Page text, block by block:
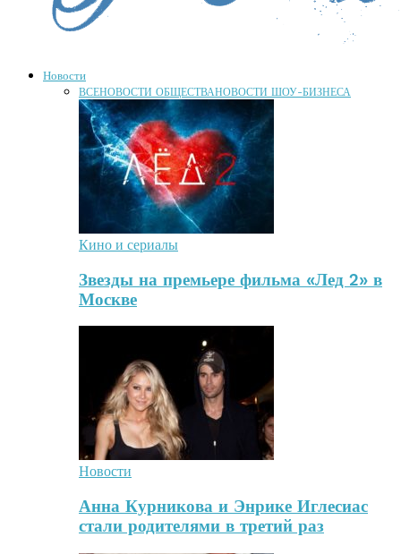
Новости
ВСЕНОВОСТИ ОБЩЕСТВАНОВОСТИ ШОУ-БИЗНЕСА
Кино и сериалы
Звезды на премьере фильма «Лед 2» в
Москве
Новости
Анна Курникова и Энрике Иглесиас
стали родителями в третий раз